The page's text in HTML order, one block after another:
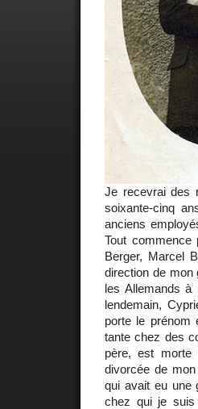
Je recevrai des
soixante-cinq
anciens
Tout
Berger, Marcel
direction de mon
les Allemands à
lendemain,
porte le prénom
tante chez des
père, est
divorcée de
qui avait eu une
chez qui je suis